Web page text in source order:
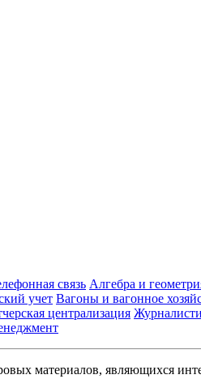
связь Алгебра и
учет Вагоны и вагонное
централизация
материалов, являющихся